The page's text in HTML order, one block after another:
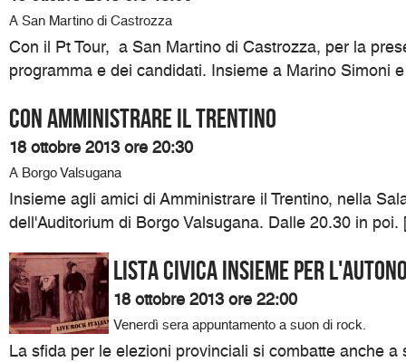
A San Martino di Castrozza
Con il Pt Tour, a San Martino di Castrozza, per la
programma e dei candidati. Insieme a Marino Simoni
Con Amministrare il Trentino
18 ottobre 2013 ore 20:30
A Borgo Valsugana
Insieme agli amici di Amministrare il Trentino, nella
dell'Auditorium di Borgo Valsugana. Dalle 20.30 in poi.
Lista civica Insieme per
18 ottobre 2013 ore 22:00
Venerdì sera appuntamento a suon di rock.
La sfida per le elezioni provinciali si combatte anche a